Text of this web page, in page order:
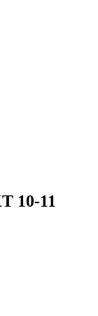
10-11